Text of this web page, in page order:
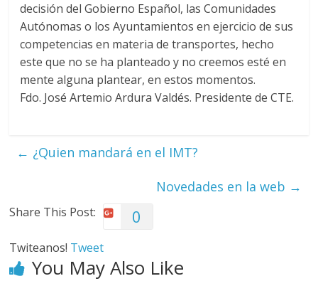
decisión del Gobierno Español, las Comunidades
Autónomas o los Ayuntamientos en ejercicio de sus
competencias en materia de transportes, hecho
este que no se ha planteado y no creemos esté en
mente alguna plantear, en estos momentos.
Fdo. José Artemio Ardura Valdés. Presidente de CTE.
← ¿Quien mandará en el IMT?
Novedades en la web →
Share This Post: 0
Twiteanos! Tweet
You May Also Like